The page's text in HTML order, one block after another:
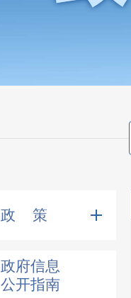
政 策
政府信息
公开指南